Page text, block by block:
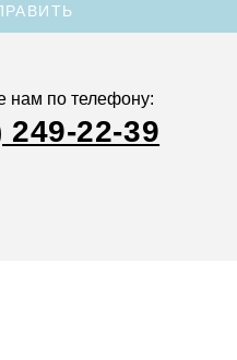
нам по телефону:
249-22-39